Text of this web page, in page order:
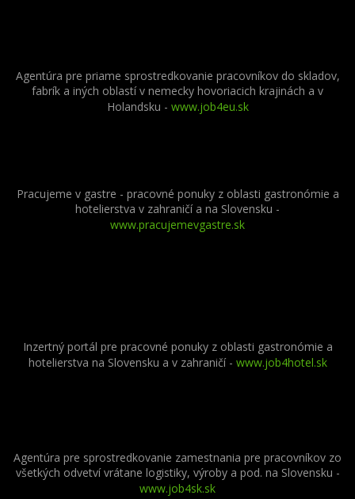
Agentúra pre priame sprostredkovanie pracovníkov do skladov,
fabrík a iných oblastí v nemecky hovoriacich krajinách a v
Holandsku - www.job4eu.sk
Pracujeme v gastre - pracovné ponuky z oblasti gastronómie a
hotelierstva v zahraničí a na Slovensku -
www.pracujemevgastre.sk
Inzertný portál pre pracovné ponuky z oblasti gastronómie a
hotelierstva na Slovensku a v zahraničí - www.job4hotel.sk
Agentúra pre sprostredkovanie zamestnania pre pracovníkov zo
všetkých odvetví vrátane logistiky, výroby a pod. na Slovensku -
www.job4sk.sk